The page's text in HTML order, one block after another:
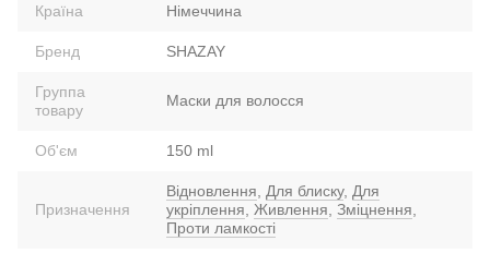
Країна Німеччина
Бренд SHAZAY
Группа
товару
Маски для волосся
Об'єм 150 ml
Призначення
Відновлення Для блиску, Для
укріплення
Живлення Зміцнення
Проти ламкості